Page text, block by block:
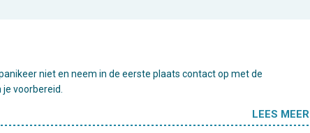
niet en neem in de eerste plaats contact op met de
voorbereid.
LEES MEER